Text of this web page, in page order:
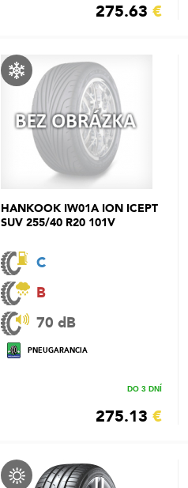
275.63 €
HANKOOK IW01A ION ICEPT
SUV 255/40 R20 101V
C
B
70 dB
PNEUGARANCIA
DO 3 DNÍ
275.13 €